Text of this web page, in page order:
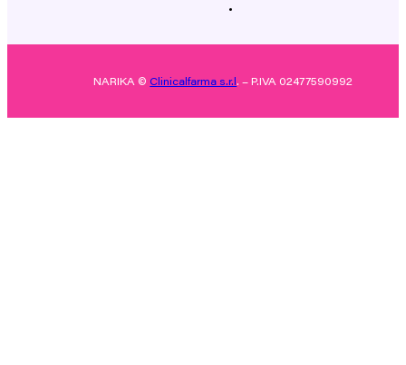
NARIKA © Clinicalfarma s.r.l. – P.IVA 02477590992